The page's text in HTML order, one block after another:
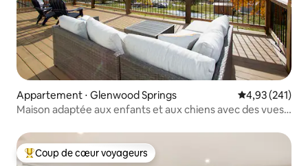
Appartement ⋅ Glenwood Springs Évaluation
4,93 (241)
Maison adaptée aux enfants et aux chiens avec des vues
Coups de cœur voyageurs les plus appréciés
Coup de cœur voyageurs